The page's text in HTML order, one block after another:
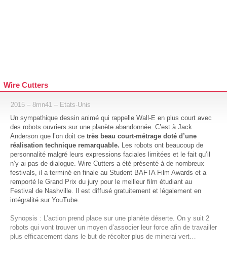
Wire Cutters
2015 – 8mn41 – Etats-Unis
Un sympathique dessin animé qui rappelle Wall-E en plus court avec
des robots ouvriers sur une planète abandonnée. C’est à Jack
Anderson que l’on doit ce très beau court-métrage doté d’une
réalisation technique remarquable. Les robots ont beaucoup de
personnalité malgré leurs expressions faciales limitées et le fait qu’il
n’y ai pas de dialogue. Wire Cutters a été présenté à de nombreux
festivals, il a terminé en finale au Student BAFTA Film Awards et a
remporté le Grand Prix du jury pour le meilleur film étudiant au
Festival de Nashville. Il est diffusé gratuitement et légalement en
intégralité sur YouTube.
Synopsis : L’action prend place sur une planète déserte. On y suit 2
robots qui vont trouver un moyen d’associer leur force afin de travailler
plus efficacement dans le but de récolter plus de minerai vert…